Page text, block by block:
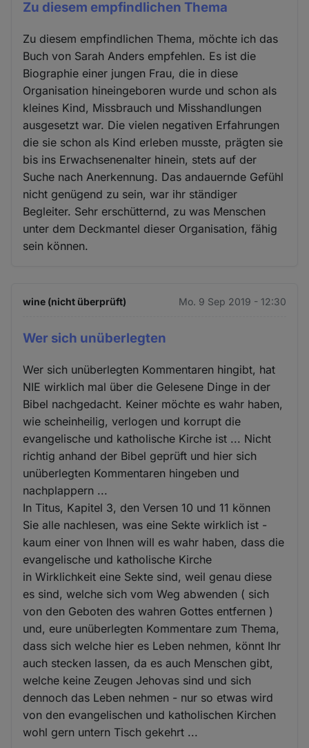
Zu diesem empfindlichen Thema
Zu diesem empfindlichen Thema, möchte ich das
Buch von Sarah Anders empfehlen. Es ist die
Biographie einer jungen Frau, die in diese
Organisation hineingeboren wurde und schon als
kleines Kind, Missbrauch und Misshandlungen
ausgesetzt war. Die vielen negativen Erfahrungen
die sie schon als Kind erleben musste, prägten sie
bis ins Erwachsenenalter hinein, stets auf der
Suche nach Anerkennung. Das andauernde Gefühl
nicht genügend zu sein, war ihr ständiger
Begleiter. Sehr erschütternd, zu was Menschen
unter dem Deckmantel dieser Organisation, fähig
sein können.
wine (nicht überprüft) Mo. 9 Sep 2019 - 12:30
Wer sich unüberlegten
Wer sich unüberlegten Kommentaren hingibt, hat
NIE wirklich mal über die Gelesene Dinge in der
Bibel nachgedacht. Keiner möchte es wahr haben,
wie scheinheilig, verlogen und korrupt die
evangelische und katholische Kirche ist ... Nicht
richtig anhand der Bibel geprüft und hier sich
unüberlegten Kommentaren hingeben und
nachplappern ...
In Titus, Kapitel 3, den Versen 10 und 11 können
Sie alle nachlesen, was eine Sekte wirklich ist -
kaum einer von Ihnen will es wahr haben, dass die
evangelische und katholische Kirche
in Wirklichkeit eine Sekte sind, weil genau diese
es sind, welche sich vom Weg abwenden ( sich
von den Geboten des wahren Gottes entfernen )
und, eure unüberlegten Kommentare zum Thema,
dass sich welche hier es Leben nehmen, könnt Ihr
auch stecken lassen, da es auch Menschen gibt,
welche keine Zeugen Jehovas sind und sich
dennoch das Leben nehmen - nur so etwas wird
von den evangelischen und katholischen Kirchen
wohl gern untern Tisch gekehrt ...